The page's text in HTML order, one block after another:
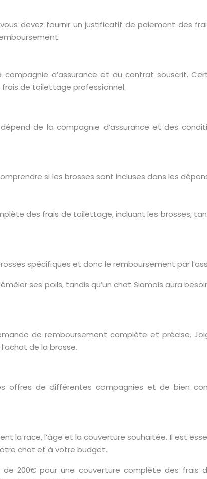
devez fournir un justificatif de paiement des
d’assurance et du contrat souscrit.
frais de toilettage professionnel.
de la compagnie d’assurance et des
si les brosses sont incluses dans les
des frais de toilettage, incluant les brosses,
spécifiques et donc le remboursement par
ses poils, tandis qu’un chat Siamois aura
de remboursement complète et précise.
de la brosse.
de différentes compagnies et de bien
la race, l’âge et la couverture souhaitée. Il est
chat et à votre budget.
de 200€ pour une couverture complète des